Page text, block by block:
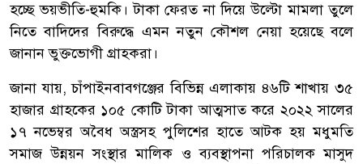
হচ্ছে ভয়ভীতি-হুমকি। টাকা ফেরত না দিয়ে উল্টো মামলা তুলে
নিতে বাদিদের বিরুদ্ধে এমন নতুন কৌশল নেয়া হয়েছে বলে
জানান ভুক্তভোগী গ্রাহকরা।
জানা যায়, চাঁপাইনবাবগঞ্জের বিভিন্ন এলাকায় ৪৬টি শাখায় ৩৫
হাজার গ্রাহকের ১০৫ কোটি টাকা আত্মসাত করে ২০২২ সালের
১৭ নভেম্বর অবৈধ অস্ত্রসহ পুলিশের হাতে আটক হয় মধুমতি
সমাজ উন্নয়ন সংস্থার মালিক ও ব্যবস্থাপনা পরিচালক মাসুদ